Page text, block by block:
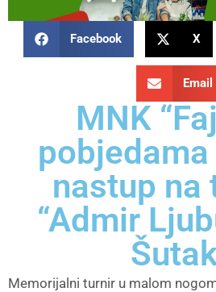
Facebook X
Email
MNK
nastup na
“Admir
Memorijalni turnir u malom